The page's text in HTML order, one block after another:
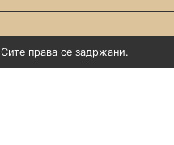
права се задржани.